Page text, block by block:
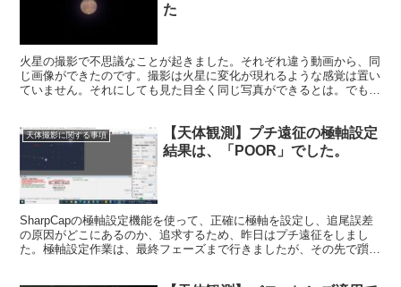
た
火星の撮影で不思議なことが起きました。それぞれ違う動画から、同
じ画像ができたのです。撮影は火星に変化が現れるような感覚は置い
ていません。それにしても見た目全く同じ写真ができるとは。でも、
天体撮影に関する事項
【天体観測】プチ遠征の極軸設定
結果は、「POOR」でした。
SharpCapの極軸設定機能を使って、正確に極軸を設定し、追尾誤差
の原因がどこにあるのか、追求するため、昨日はプチ遠征をしまし
た。極軸設定作業は、最終フェーズまで行きましたが、その先で躓